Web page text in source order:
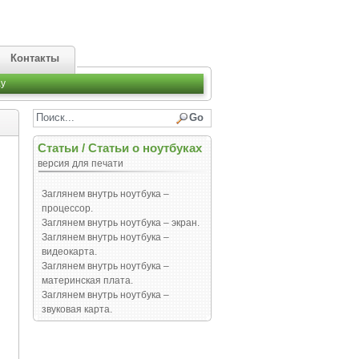
Контакты
Статьи/ Статьи о ноутбуках
версия для печати
Заглянем внутрь ноутбука –
процессор.
Заглянем внутрь ноутбука – экран.
Заглянем внутрь ноутбука –
видеокарта.
Заглянем внутрь ноутбука –
материнская плата.
Заглянем внутрь ноутбука –
звуковая карта.